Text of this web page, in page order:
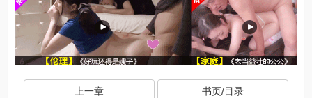
上一章 书页/目录